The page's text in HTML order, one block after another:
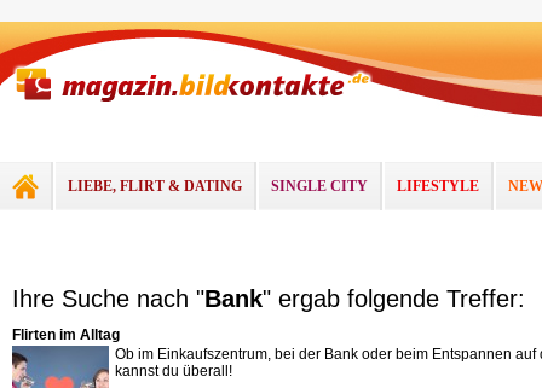
LIEBE, FLIRT & DATING SINGLE CITY LIFESTYLE
Ihre Suche nach "Bank" ergab folgende Treffer:
Flirten im Alltag
Ob im Einkaufszentrum, bei der Bank oder beim Entspannen
kannst du überall!